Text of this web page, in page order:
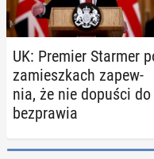
UK: Premier Starmer
za­miesz­kach za­pew­
nia, że nie dopuści do
bez­pra­wia